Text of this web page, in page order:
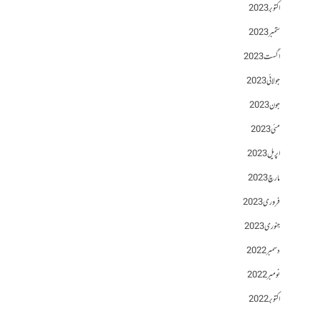
اکتوبر 2023
ستمبر 2023
اگست 2023
جولائی 2023
جون 2023
مئی 2023
اپریل 2023
مارچ 2023
فروری 2023
جنوری 2023
دسمبر 2022
نومبر 2022
اکتوبر 2022